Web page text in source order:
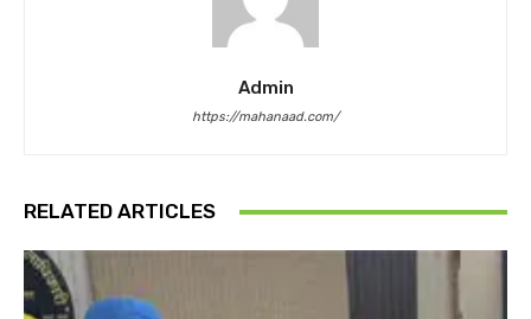
Admin
https://mahanaad.com/
RELATED ARTICLES